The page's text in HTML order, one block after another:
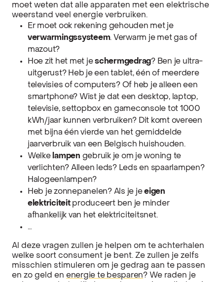
moet weten dat alle apparaten met een elektrische
weerstand veel energie verbruiken.
Er moet ook rekening gehouden met je
verwarmingssysteem. Verwarm je met gas of
mazout?
Hoe zit het met jeschermgedrag? Ben je ultra-
uitgerust? Heb je een tablet, één of meerdere
televisies of computers? Of heb je alleen een
smartphone? Wist je dat een desktop, laptop,
televisie, settopbox en gameconsole tot 1000
kWh/jaar kunnen verbruiken? Dit komt overeen
met bijna één vierde van het gemiddelde
jaarverbruik van een Belgisch huishouden.
Welke lampen gebruik je om je woning te
verlichten? Alleen leds? Leds en spaarlampen?
Halogeenlampen?
Heb je zonnepanelen? Als je jeeigen
elektriciteitproduceert ben je minder
afhankelijk van het elektriciteitsnet.
…
Al deze vragen zullen je helpen om te achterhalen
welke soort consument je bent. Ze zullen je zelfs
misschien stimuleren om je gedrag aan te passen
en zo geld en energie te besparen? We raden je